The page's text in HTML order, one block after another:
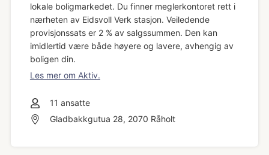
lokale boligmarkedet. Du finner meglerkontoret rett i
nærheten av Eidsvoll Verk stasjon. Veiledende
provisjonssats er 2 % av salgssummen. Den kan
imidlertid være både høyere og lavere, avhengig av
boligen din.
Les mer om Aktiv.
11 ansatte
Gladbakkgutua 28, 2070 Råholt